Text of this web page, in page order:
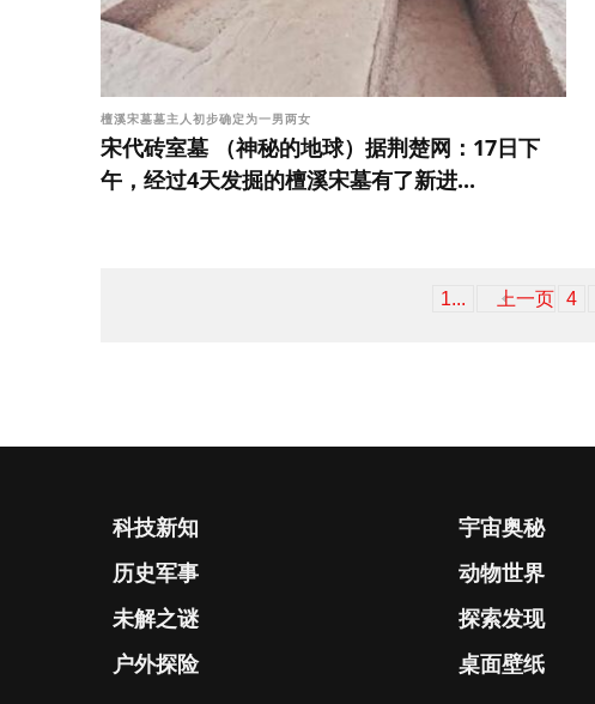
檀溪宋墓墓主人初步确定为一男两女
宋代砖室墓 （神秘的地球）据荆楚网：17日下
午，经过4天发掘的檀溪宋墓有了新进...
1... 上一页 4
科技新知 宇宙奥秘
历史军事
动物世界
未解之谜
探索发现
户外探险
桌面壁纸